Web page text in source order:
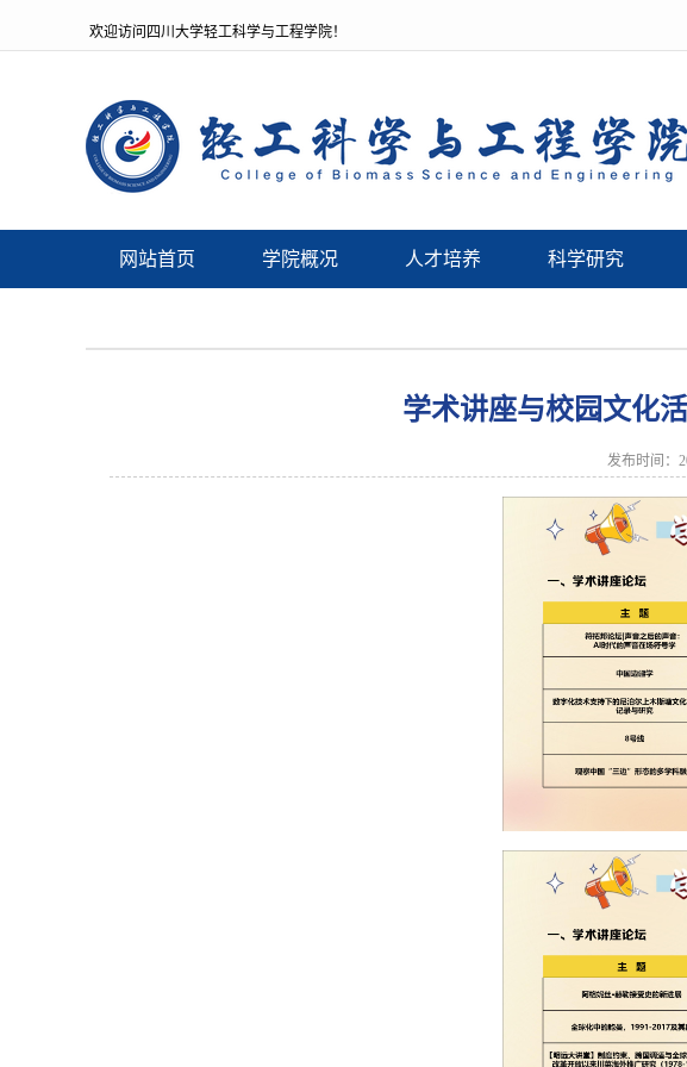
欢迎访问四川大学轻工科学与工程学院！
网站首页 学院概况 人才培养 科学研究
学术讲座与校园文化
发布时间：